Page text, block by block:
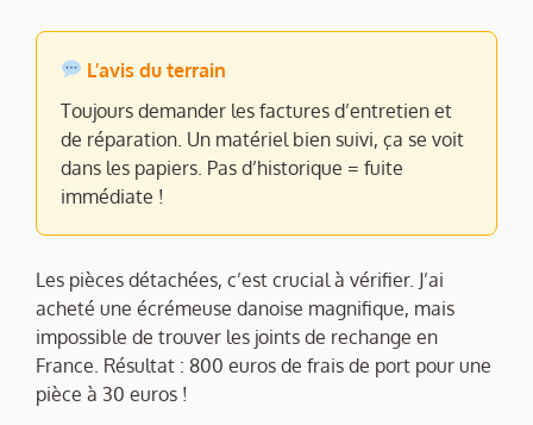
L’avis du terrain
Toujours demander les factures d’entretien et
de réparation. Un matériel bien suivi, ça se voit
dans les papiers. Pas d’historique = fuite
immédiate !
Les pièces détachées, c’est crucial à vérifier. J’ai
acheté une écrémeuse danoise magnifique, mais
impossible de trouver les joints de rechange en
France. Résultat : 800 euros de frais de port pour une
pièce à 30 euros !